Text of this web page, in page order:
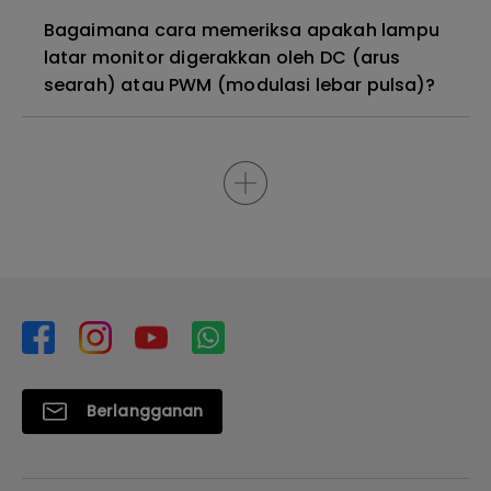
Bagaimana cara memeriksa apakah lampu
latar monitor digerakkan oleh DC (arus
searah) atau PWM (modulasi lebar pulsa)?
Berlangganan